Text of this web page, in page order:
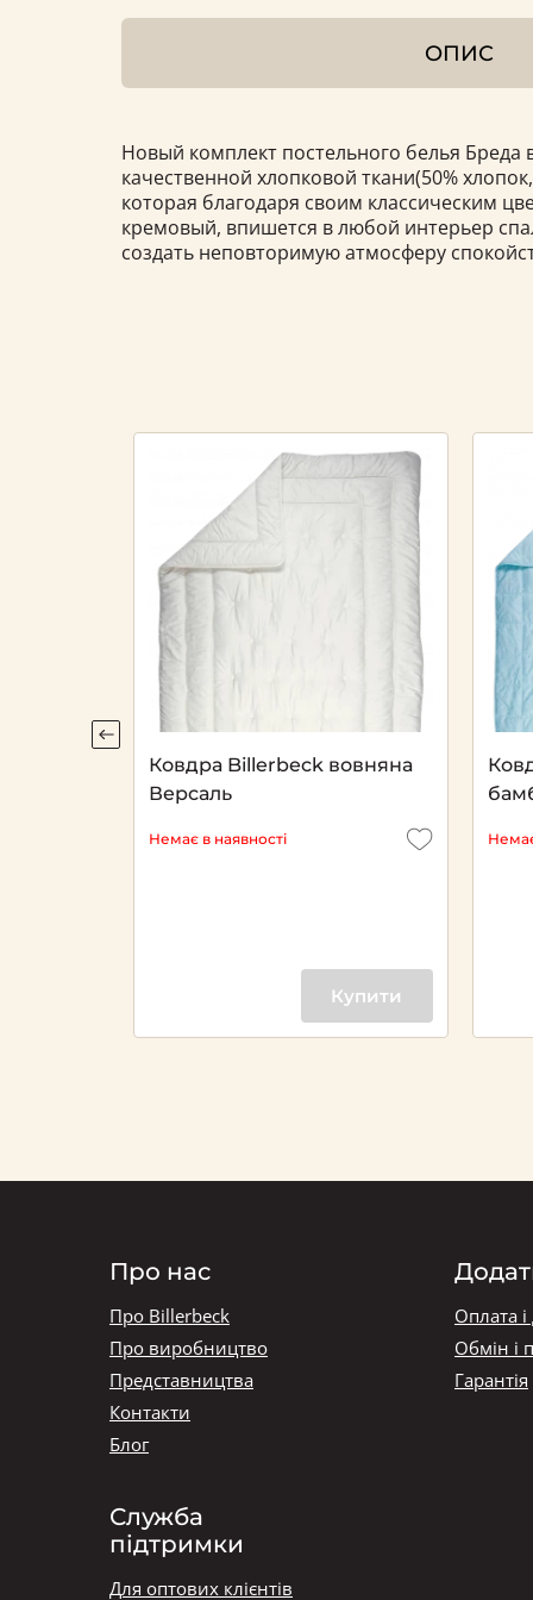
ОПИС
Новый комплект постельного белья Бреда
качественной хлопковой ткани(50%
которая благодаря своим классическим
кремовый, впишется в любой интерьер
создать неповторимую атмосферу
Ковдра Billerbeck вовняна
Версаль
Немає в наявності
Купити
Про нас
Про Billerbeck
Про виробництво
Представництва
Контакти
Блог
Служба
підтримки
Для оптових клієнтів
Оплата і
Обмін і
Гарантія